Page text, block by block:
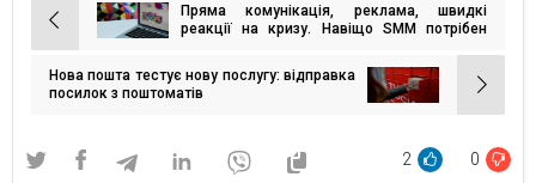
Навігація
записів
Пряма комунікація, реклама, швидкі
реакції на кризу. Навіщо SMM потрібен
Нова пошта тестує нову послугу: відправка
посилок з поштоматів
2 0